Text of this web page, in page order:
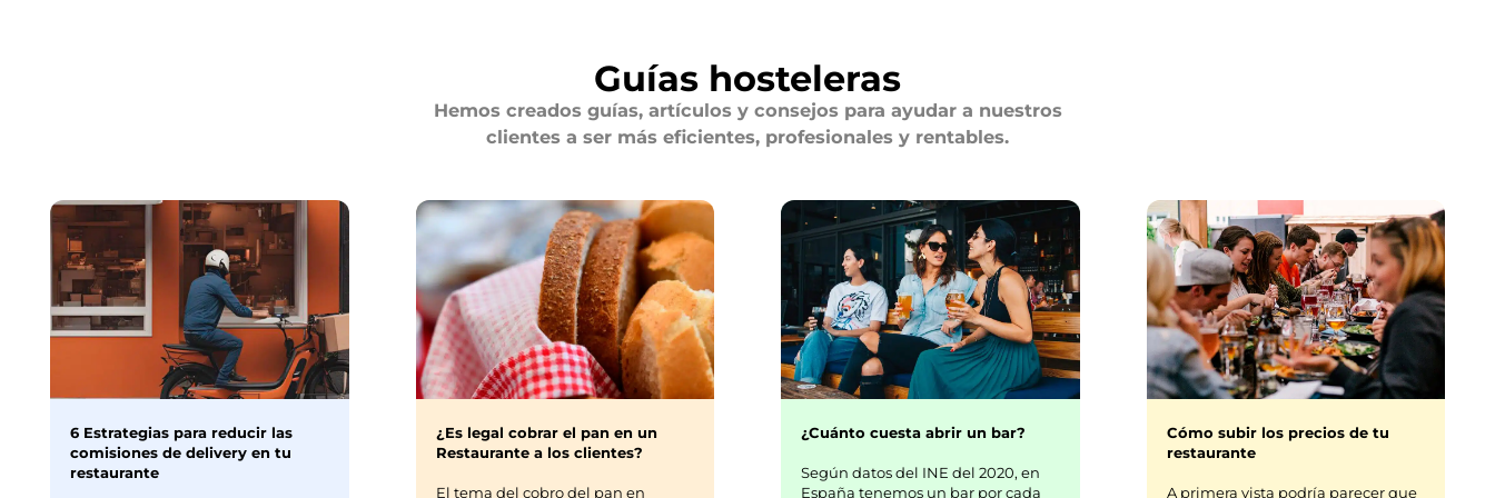
Guías hosteleras
Hemos creados guías, artículos y consejos para ayudar a nuestros
clientes a ser más eficientes, profesionales y rentables.
6 Estrategias para reducir las
comisiones de delivery en tu
restaurante
¿Es legal cobrar el pan en un
Restaurante a los clientes?
El tema del cobro del pan en
¿Cuánto cuesta abrir un bar?
Según datos del INE del 2020, en
España tenemos un bar por cada
Cómo subir los precios de tu
restaurante
A primera vista podría parecer que